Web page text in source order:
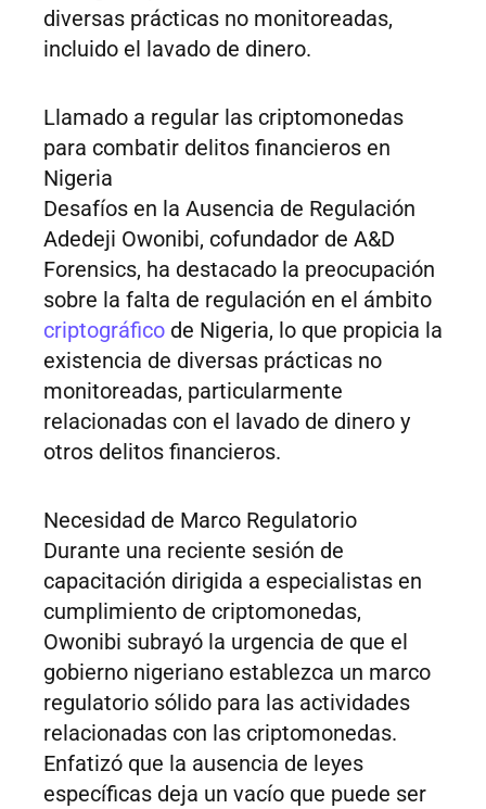
diversas prácticas no monitoreadas,
incluido el lavado de dinero.
Llamado a regular las criptomonedas
para combatir delitos financieros en
Nigeria
Desafíos en la Ausencia de Regulación
Adedeji Owonibi, cofundador de A&D
Forensics, ha destacado la preocupación
sobre la falta de regulación en el ámbito
criptográfico de Nigeria, lo que propicia la
existencia de diversas prácticas no
monitoreadas, particularmente
relacionadas con el lavado de dinero y
otros delitos financieros.
Necesidad de Marco Regulatorio
Durante una reciente sesión de
capacitación dirigida a especialistas en
cumplimiento de criptomonedas,
Owonibi subrayó la urgencia de que el
gobierno nigeriano establezca un marco
regulatorio sólido para las actividades
relacionadas con las criptomonedas.
Enfatizó que la ausencia de leyes
específicas deja un vacío que puede ser